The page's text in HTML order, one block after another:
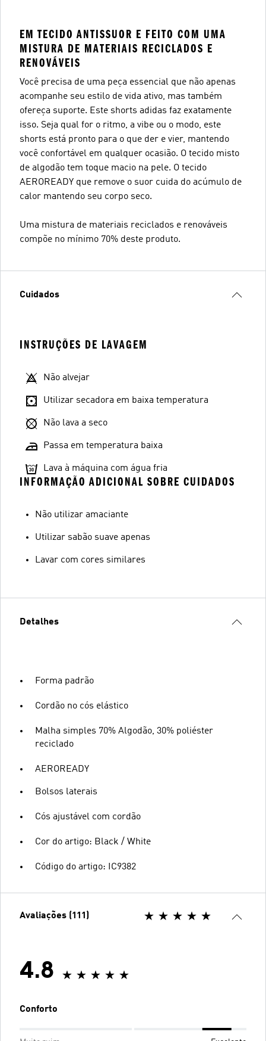
EM TECIDO ANTISSUOR E FEITO COM UMA
MISTURA DE MATERIAIS RECICLADOS E
RENOVÁVEIS
Você precisa de uma peça essencial que não apenas
acompanhe seu estilo de vida ativo, mas também
ofereça suporte. Este shorts adidas faz exatamente
isso. Seja qual for o ritmo, a vibe ou o modo, este
shorts está pronto para o que der e vier, mantendo
você confortável em qualquer ocasião. O tecido misto
de algodão tem toque macio na pele. O tecido
AEROREADY que remove o suor cuida do acúmulo de
calor mantendo seu corpo seco.
Uma mistura de materiais reciclados e renováveis
compõe no mínimo 70% deste produto.
Cuidados
INSTRUÇÕES DE LAVAGEM
Não alvejar
Utilizar secadora em baixa temperatura
Não lava a seco
Passa em temperatura baixa
Lava à máquina com água fria
INFORMAÇÃO ADICIONAL SOBRE CUIDADOS
Não utilizar amaciante
Utilizar sabão suave apenas
Lavar com cores similares
Detalhes
Forma padrão
Cordão no cós elástico
Malha simples 70% Algodão, 30% poliéster
reciclado
AEROREADY
Bolsos laterais
Cós ajustável com cordão
Cor do artigo: Black / White
Código do artigo: IC9382
Avaliações (111)
4.8
Conforto